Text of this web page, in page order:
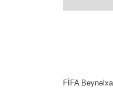
FİFA